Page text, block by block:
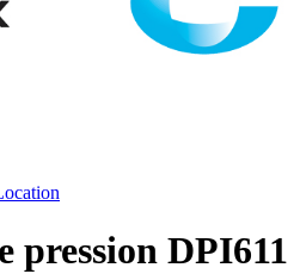
pression DPI611